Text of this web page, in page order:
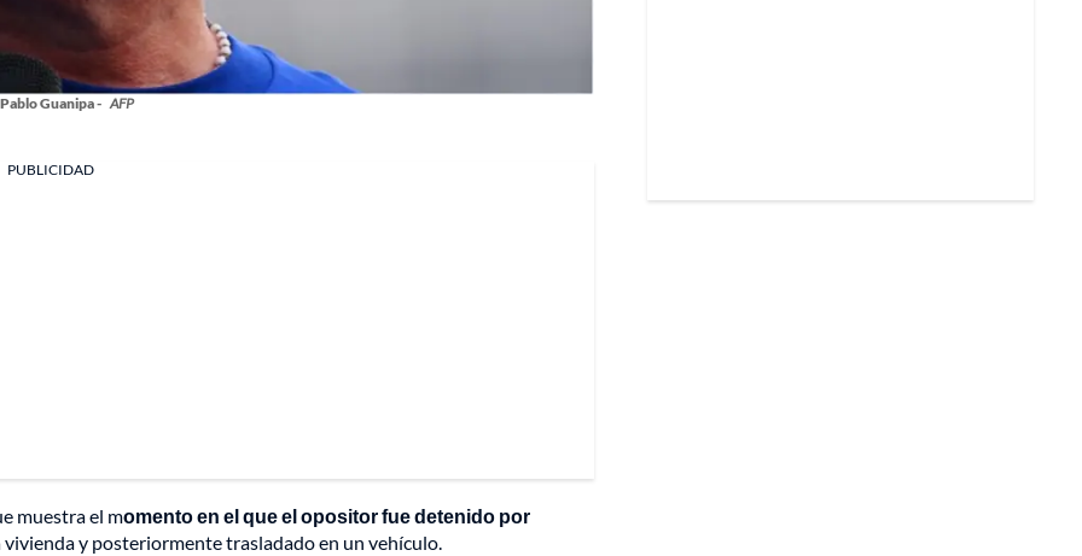
Guanipa - AFP
PUBLICIDAD
muestra el momento en el que el opositor fue detenido por
y posteriormente trasladado en un vehículo.